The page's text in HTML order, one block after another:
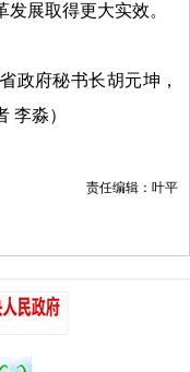
展取得更大实效。
政府秘书长胡元坤，
李淼）
责任编辑：叶平